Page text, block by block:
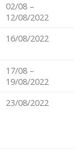
02/08 –
12/08/2022
16/08/2022
17/08 –
19/08/2022
23/08/2022